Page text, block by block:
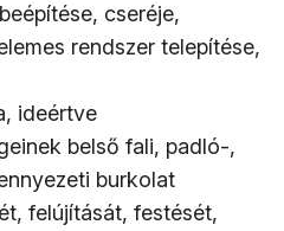
cseréje,
rendszer telepítése,
ideértve
belső fali, padló-,
burkolat
felújítását, festését,